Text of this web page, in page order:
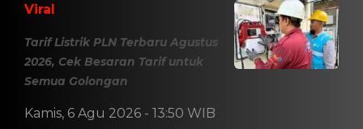
Viral
Tarif Listrik PLN Terbaru Agustus
2026, Cek Besaran Tarif untuk
Semua Golongan
Kamis, 6 Agu 2026 - 13:50 WIB